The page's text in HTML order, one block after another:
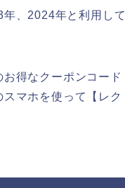
、2024年と利用して
得なクーポンコード
マホを使って【レク